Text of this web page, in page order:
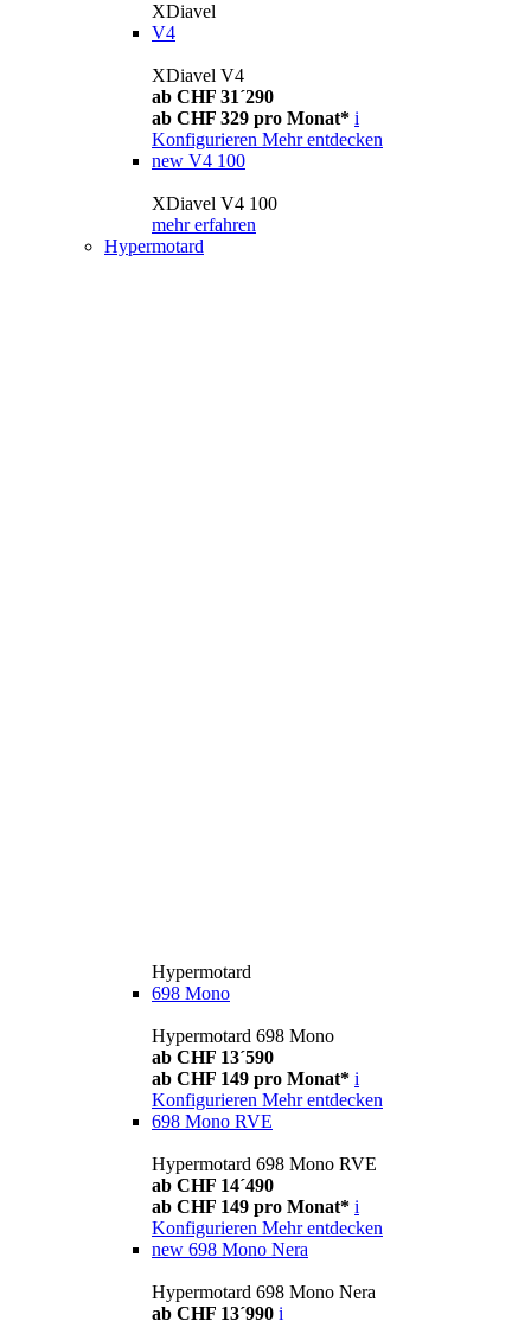
XDiavel
V4
XDiavel V4
ab CHF 31´290
ab CHF 329 pro Monat* i
Konfigurieren Mehr entdecken
new V4 100
XDiavel V4 100
mehr erfahren
Hypermotard
Hypermotard
698 Mono
Hypermotard 698 Mono
ab CHF 13´590
ab CHF 149 pro Monat* i
Konfigurieren Mehr entdecken
698 Mono RVE
Hypermotard 698 Mono RVE
ab CHF 14´490
ab CHF 149 pro Monat* i
Konfigurieren Mehr entdecken
new 698 Mono Nera
Hypermotard 698 Mono Nera
ab CHF 13´990 i